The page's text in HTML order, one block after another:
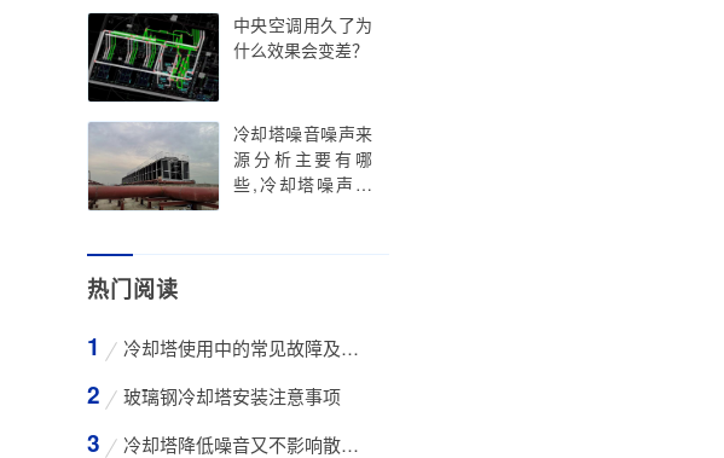
中央空调用久了为
什么效果会变差？
冷却塔噪音噪声来
源分析主要有哪
些,冷却塔噪声扰
热门阅读
冷却塔使用中的常见故障及维修方法
玻璃钢冷却塔安装注意事项
冷却塔降低噪音又不影响散热效率的方法